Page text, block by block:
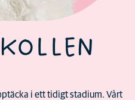
i ett tidigt stadium. Vårt